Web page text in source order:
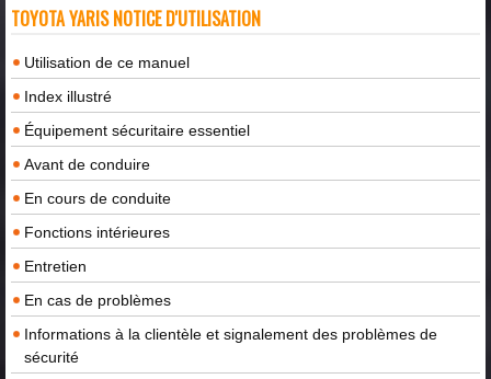
TOYOTA YARIS NOTICE D'UTILISATION
Utilisation de ce manuel
Index illustré
Équipement sécuritaire essentiel
Avant de conduire
En cours de conduite
Fonctions intérieures
Entretien
En cas de problèmes
Informations à la clientèle et signalement des problèmes de
sécurité